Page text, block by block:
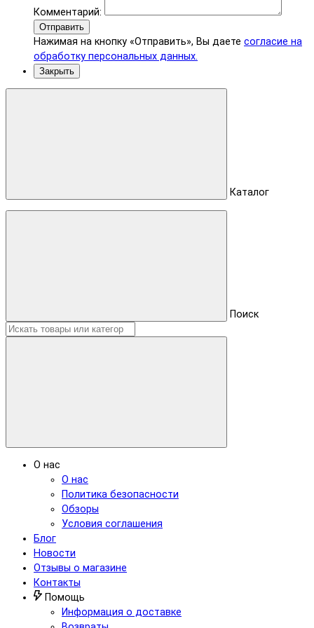
Комментарий:
Отправить
Нажимая на кнопку «Отправить», Вы даете согласие на
обработку персональных данных.
Закрыть
Каталог
Поиск
О нас
О нас
Политика безопасности
Обзоры
Условия соглашения
Блог
Новости
Отзывы о магазине
Контакты
Помощь
Информация о доставке